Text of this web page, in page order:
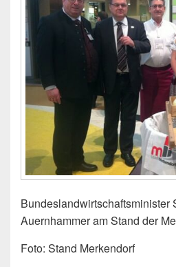
Bundeslandwirtschaftsminister
Auernhammer am Stand der
Foto: Stand Merkendorf